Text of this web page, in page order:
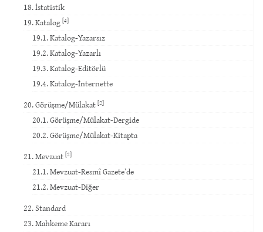
18. İstatistik
19. Katalog [4]
19.1. Katalog-Yazarsız
19.2. Katalog-Yazarlı
19.3. Katalog-Editörlü
19.4. Katalog-İnternette
20. Görüşme/Mülakat [2]
20.1. Görüşme/Mülakat-Dergide
20.2. Görüşme/Mülakat-Kitapta
21. Mevzuat [2]
21.1. Mevzuat-Resmî Gazete’de
21.2. Mevzuat-Diğer
22. Standard
23. Mahkeme Kararı